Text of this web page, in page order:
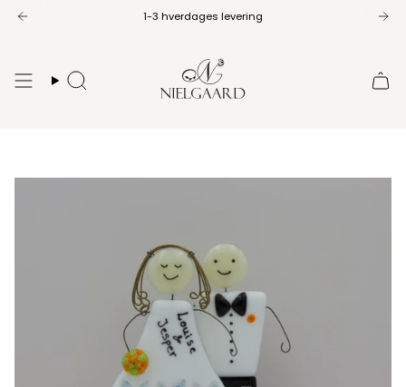
Spring
1-3 hverdages levering
14 dages returret
Søg